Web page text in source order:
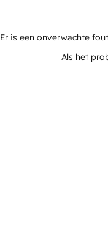
Er is een onverwachte
Als het